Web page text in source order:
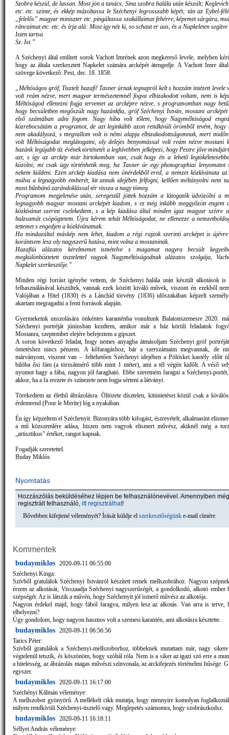
Szobra készül, de lassan. Most jön a tanács, Sina szobra halála után készült;
etc. etc. szinte, és ekkép mázoltassa le Széchenyi legrosszabb képét; tán az Eybel-
„felelős” magyar miniszter etc. pingáltassa szakállaimat fehérre, képemet sárgára,
ráncaimat etc. etc. és írja alá: Most így néz ki, so schaut er aus, és a Napkeleten
Isten tartsa
Sz. Ist.”
A Széchenyi által említett sorok Vachott Imrének azon megkereső levele, melyben
hogy az általa szerkesztett Napkelet számára arcképét átengedje. A Vachott Imre
szövege következő: Pest, dec. 18. 1858.
„Méltóságos gróf, Tisztelt hazafi! Tasner úrnak tegnapról kelt s hozzám intézett levele
volt reám nézve, mert magyar természetemnél fogva elbizakodott voltam, nem is
Méltóságod ellenezni fogja tervemet az arcképre nézve, s programomban nagy
hogy becsületben megőszült nagy hazánkfia, gróf Széchenyi István, mostani
első számában adni fogom. Nagy hiba volt tőlem, hogy Nagyméltóságod
közrebocsátám a programot, de azt leginkább azon rendkívüli örömből tevém, hogy
nem akadályozá, s megvallom volt is némi alapja elbizakodottságomnak, mert midőn
volt Méltóságodat meglátogatni, oly delejes benyomással volt reám nézve mostani
hazánk legújabb tíz évének történetét a leghívebben jelképezi, hogy Pestre jőve
azt, s így az arckép már birtokomban van, csak hogy én a lehető
közölni; mi csak úgy történhetik meg, ha Tasner úr egy photographiai lenyomatot
nekem küldeni. Ezen arckép kiadása nem önérdekből ered, a nemzet közkívánata
múlva a legnagyobb emberét, kit annak idejében felfogni, kellően méltányolni nem
most bűnbánó zarándoklással tér vissza a nagy tömeg.
Programom megjelenése után, seregestűl jöttek hozzám a látogatók üdvözölni a
legnagyobb magyar mostani arcképét kiadom, s ez még inkább meggyőzött engem
közkívánat szerint cselekedtem, s a kép kiadása által minden igaz magyar szívre
balzsamát csöpögtetem. Újra kérem tehát Méltóságodat, ne ellenezze a
tettemet s engedjen a közkívánatnak.
Ha mindazáltal máskép nem lehet, kiadom a régi rajzok szerinti arcképet is
korántsem lesz oly nagyszerű hatása, mint volna a mostaninak.
Hazafiúi alázatos kérelmemet ismételve s magamat nagyra becsült
megkülönböztetett tisztelettel vagyok Nagyméltóságodnak alázatos szolgája,
Napkelet szerkesztője.”
Minden régi forrást igénybe vettem, de Széchenyi halála után készült alkotások is
felhasználásával készültek, vannak ezek között kiváló művek, viszont én ezekből
Valójában a Hitel (1830) és a Lánchíd törvény (1836) időszakában képzelt
akartam megragadni a fenti források alapján.
Gyermekeink unszolására önkéntes karanténba vonultunk Balatonszemesre 2020.
Széchenyi portréját júniusban kezdtem, amikor már a ház körüli feladatok
Mostanra, szeptember elejére befejeztem a gipszet.
A soron következő feladat, hogy nemes anyagba átmásoljam Széchenyi gróf
öntetéshez nincs pénzem. A kőfaragáshoz, bár a szerszámaim megvannak, de
márványom, viszont van – feltehetően Széchenyi idejében a Pölöskei kastély előtt
bilóba ősi fám (a törzsátmérő több mint 1 méter), ami a tél végén kidőlt. A véső
nyomot hagy a fába, nagyon jól faragható. Ebbe szeretném faragni a Széchenyi-
akkor, ha a fa erezete és színezete nem fogja sérteni a látványt.
Törekedtem az élethű ábrázolásra. Öltözete dísztelen, kitüntetései közül csak a
érdemrend (Pour le Merite) lóg a nyakában.
Én így képzeltem el Széchenyit. Bizonyára több kifogást, észrevételt, alkalmasint
a mű közszemlére adása, hiszen nem vagyok elismert művész, akiknél még a
„artisztikus” értéket, rangot kapnak.
Fogadják szeretettel.
Buday Miklós
Nyomtatás
Hozzászólás beküldéséhez lépjen be felhasználónevével. Amennyiben
regisztrált felhasználó, itt regisztrálhat!
Bővebben kifejtené véleményét? Írását küldje el szerkesztőségünk e-mail címére.
Kommentek
budaymiklos 2020-09-11 06:55:00
Széchenyi Kinga:
Szívből gratulálok Széchenyi Istvánról készített remek mellszobrához. Nagyon
érzem az alkotását, Visszaadja Széchenyi nagyszerűségét, a gondolkodó, alkotó ember
szépségét. Az is látszik a művén, hogy Széchenyit jól ismerő művész az alkotója.
Nagyon érdekel majd, hogy fából faragva, milyen lesz az alkotás. Van arra is terve,
elhelyezni?
Úgy gondolom, hogy nagyon hasznos volt a szemesi karantén, ami alkotásra késztette.
budaymiklos 2020-09-11 06:56:56
Tarics Péter:
Szívből gratulálok a Széchenyi-mellszoborhoz, többeknek mutattam már, nagy
végtelenül tetszik, és köszönöm, hogy szóltál róla. Nem is a siker az igazi szó erre a
a hitelesség, az ábrázolás magas művészi színvonala, az arckifejezés történelmi hűsége.
egyszer.
budaymiklos 2020-09-11 16:17:00
Széchényi Kálmán véleménye:
A mellszobor gyönyörű. A mellékelt cikk mutatja, hogy mennyire komolyan
milyen rendkívüli Széchenyi-tisztelő vagy. Meglepetés számomra, hogy szobrászkodsz.
budaymiklos 2020-09-11 16:18:11
Séllyei András véleménye: